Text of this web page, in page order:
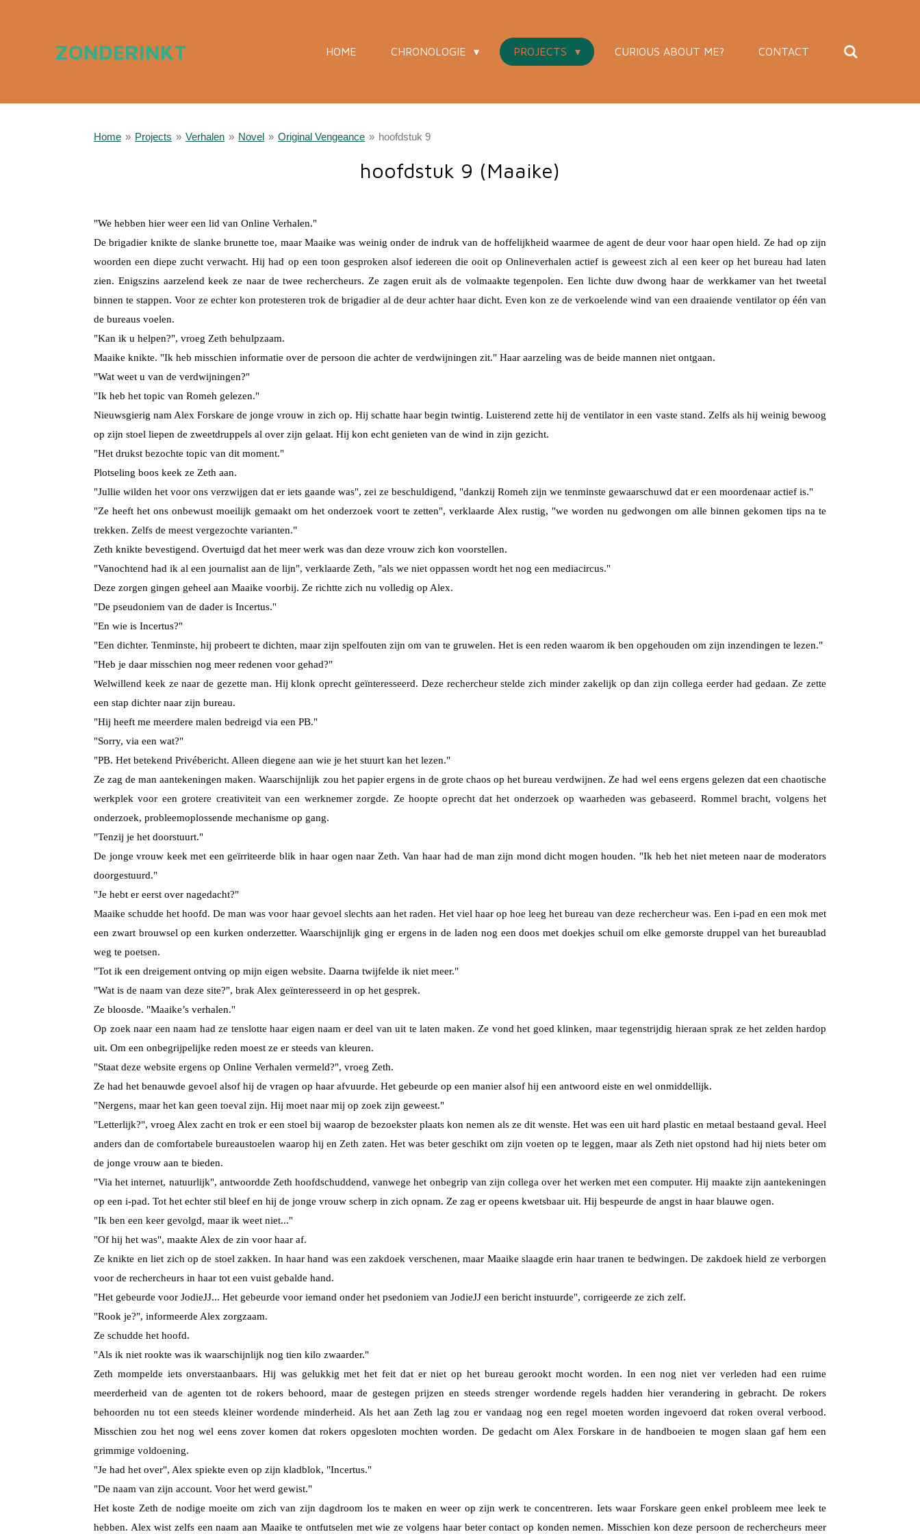
ZONDERINKT HOME CHRONOLOGIE PROJECTS CURIOUS ABOUT ME? CONTACT
Home » Projects » Verhalen » Novel » Original Vengeance » hoofdstuk 9
hoofdstuk 9 (Maaike)
"We hebben hier weer een lid van Online Verhalen."
De brigadier knikte de slanke brunette toe, maar Maaike was weinig onder de indruk van de hoffelijkheid waarmee de agent de deur voor haar open hield. Ze had op zijn
woorden een diepe zucht verwacht. Hij had op een toon gesproken alsof iedereen die ooit op Onlineverhalen actief is geweest zich al een keer op het bureau had laten
zien. Enigszins aarzelend keek ze naar de twee rechercheurs. Ze zagen eruit als de volmaakte tegenpolen. Een lichte duw dwong haar de werkkamer van het tweetal
binnen te stappen. Voor ze echter kon protesteren trok de brigadier al de deur achter haar dicht. Even kon ze de verkoelende wind van een draaiende ventilator op één van
de bureaus voelen.
"Kan ik u helpen?", vroeg Zeth behulpzaam.
Maaike knikte. "Ik heb misschien informatie over de persoon die achter de verdwijningen zit." Haar aarzeling was de beide mannen niet ontgaan.
"Wat weet u van de verdwijningen?"
"Ik heb het topic van Romeh gelezen."
Nieuwsgierig nam Alex Forskare de jonge vrouw in zich op. Hij schatte haar begin twintig. Luisterend zette hij de ventilator in een vaste stand. Zelfs als hij weinig bewoog
op zijn stoel liepen de zweetdruppels al over zijn gelaat. Hij kon echt genieten van de wind in zijn gezicht.
"Het drukst bezochte topic van dit moment."
Plotseling boos keek ze Zeth aan.
"Jullie wilden het voor ons verzwijgen dat er iets gaande was", zei ze beschuldigend, "dankzij Romeh zijn we tenminste gewaarschuwd dat er een moordenaar actief is."
"Ze heeft het ons onbewust moeilijk gemaakt om het onderzoek voort te zetten", verklaarde Alex rustig, "we worden nu gedwongen om alle binnen gekomen tips na te
trekken. Zelfs de meest vergezochte varianten."
Zeth knikte bevestigend. Overtuigd dat het meer werk was dan deze vrouw zich kon voorstellen.
"Vanochtend had ik al een journalist aan de lijn", verklaarde Zeth, "als we niet oppassen wordt het nog een mediacircus."
Deze zorgen gingen geheel aan Maaike voorbij. Ze richtte zich nu volledig op Alex.
"De pseudoniem van de dader is Incertus."
"En wie is Incertus?"
"Een dichter. Tenminste, hij probeert te dichten, maar zijn spelfouten zijn om van te gruwelen. Het is een reden waarom ik ben opgehouden om zijn inzendingen te lezen."
"Heb je daar misschien nog meer redenen voor gehad?"
Welwillend keek ze naar de gezette man. Hij klonk oprecht geïnteresseerd. Deze rechercheur stelde zich minder zakelijk op dan zijn collega eerder had gedaan. Ze zette
een stap dichter naar zijn bureau.
"Hij heeft me meerdere malen bedreigd via een PB."
"Sorry, via een wat?"
"PB. Het betekend Privébericht. Alleen diegene aan wie je het stuurt kan het lezen."
Ze zag de man aantekeningen maken. Waarschijnlijk zou het papier ergens in de grote chaos op het bureau verdwijnen. Ze had wel eens ergens gelezen dat een chaotische
werkplek voor een grotere creativiteit van een werknemer zorgde. Ze hoopte oprecht dat het onderzoek op waarheden was gebaseerd. Rommel bracht, volgens het
onderzoek, probleemoplossende mechanisme op gang.
"Tenzij je het doorstuurt."
De jonge vrouw keek met een geïrriteerde blik in haar ogen naar Zeth. Van haar had de man zijn mond dicht mogen houden. "Ik heb het niet meteen naar de moderators
doorgestuurd."
"Je hebt er eerst over nagedacht?"
Maaike schudde het hoofd. De man was voor haar gevoel slechts aan het raden. Het viel haar op hoe leeg het bureau van deze rechercheur was. Een i-pad en een mok met
een zwart brouwsel op een kurken onderzetter. Waarschijnlijk ging er ergens in de laden nog een doos met doekjes schuil om elke gemorste druppel van het bureaublad
weg te poetsen.
"Tot ik een dreigement ontving op mijn eigen website. Daarna twijfelde ik niet meer."
"Wat is de naam van deze site?", brak Alex geïnteresseerd in op het gesprek.
Ze bloosde. "Maaike’s verhalen."
Op zoek naar een naam had ze tenslotte haar eigen naam er deel van uit te laten maken. Ze vond het goed klinken, maar tegenstrijdig hieraan sprak ze het zelden hardop
uit. Om een onbegrijpelijke reden moest ze er steeds van kleuren.
"Staat deze website ergens op Online Verhalen vermeld?", vroeg Zeth.
Ze had het benauwde gevoel alsof hij de vragen op haar afvuurde. Het gebeurde op een manier alsof hij een antwoord eiste en wel onmiddellijk.
"Nergens, maar het kan geen toeval zijn. Hij moet naar mij op zoek zijn geweest."
"Letterlijk?", vroeg Alex zacht en trok er een stoel bij waarop de bezoekster plaats kon nemen als ze dit wenste. Het was een uit hard plastic en metaal bestaand geval. Heel
anders dan de comfortabele bureaustoelen waarop hij en Zeth zaten. Het was beter geschikt om zijn voeten op te leggen, maar als Zeth niet opstond had hij niets beter om
de jonge vrouw aan te bieden.
"Via het internet, natuurlijk", antwoordde Zeth hoofdschuddend, vanwege het onbegrip van zijn collega over het werken met een computer. Hij maakte zijn aantekeningen
op een i-pad. Tot het echter stil bleef en hij de jonge vrouw scherp in zich opnam. Ze zag er opeens kwetsbaar uit. Hij bespeurde de angst in haar blauwe ogen.
"Ik ben een keer gevolgd, maar ik weet niet..."
"Of hij het was", maakte Alex de zin voor haar af.
Ze knikte en liet zich op de stoel zakken. In haar hand was een zakdoek verschenen, maar Maaike slaagde erin haar tranen te bedwingen. De zakdoek hield ze verborgen
voor de rechercheurs in haar tot een vuist gebalde hand.
"Het gebeurde voor JodieJJ... Het gebeurde voor iemand onder het psedoniem van JodieJJ een bericht instuurde", corrigeerde ze zich zelf.
"Rook je?", informeerde Alex zorgzaam.
Ze schudde het hoofd.
"Als ik niet rookte was ik waarschijnlijk nog tien kilo zwaarder."
Zeth mompelde iets onverstaanbaars. Hij was gelukkig met het feit dat er niet op het bureau gerookt mocht worden. In een nog niet ver verleden had een ruime
meerderheid van de agenten tot de rokers behoord, maar de gestegen prijzen en steeds strenger wordende regels hadden hier verandering in gebracht. De rokers
behoorden nu tot een steeds kleiner wordende minderheid. Als het aan Zeth lag zou er vandaag nog een regel moeten worden ingevoerd dat roken overal verbood.
Misschien zou het nog wel eens zover komen dat rokers opgesloten mochten worden. De gedacht om Alex Forskare in de handboeien te mogen slaan gaf hem een
grimmige voldoening.
"Je had het over", Alex spiekte even op zijn kladblok, "Incertus."
"De naam van zijn account. Voor het werd gewist."
Het koste Zeth de nodige moeite om zich van zijn dagdroom los te maken en weer op zijn werk te concentreren. Iets waar Forskare geen enkel probleem mee leek te
hebben. Alex wist zelfs een naam aan Maaike te ontfutselen met wie ze volgens haar beter contact op konden nemen. Misschien kon deze persoon de rechercheurs meer